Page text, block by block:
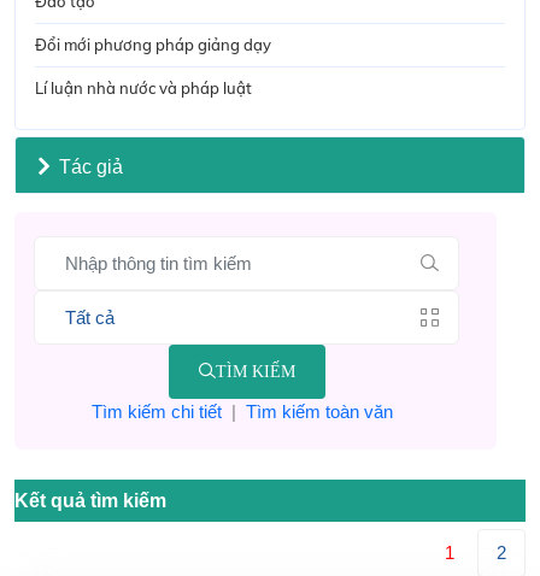
Đổi mới phương pháp giảng dạy
Lí luận nhà nước và pháp luật
Tác giả
TÌM KIẾM
Tìm kiếm chi tiết| Tìm kiếm toàn văn
Kết quả tìm kiếm
1 2